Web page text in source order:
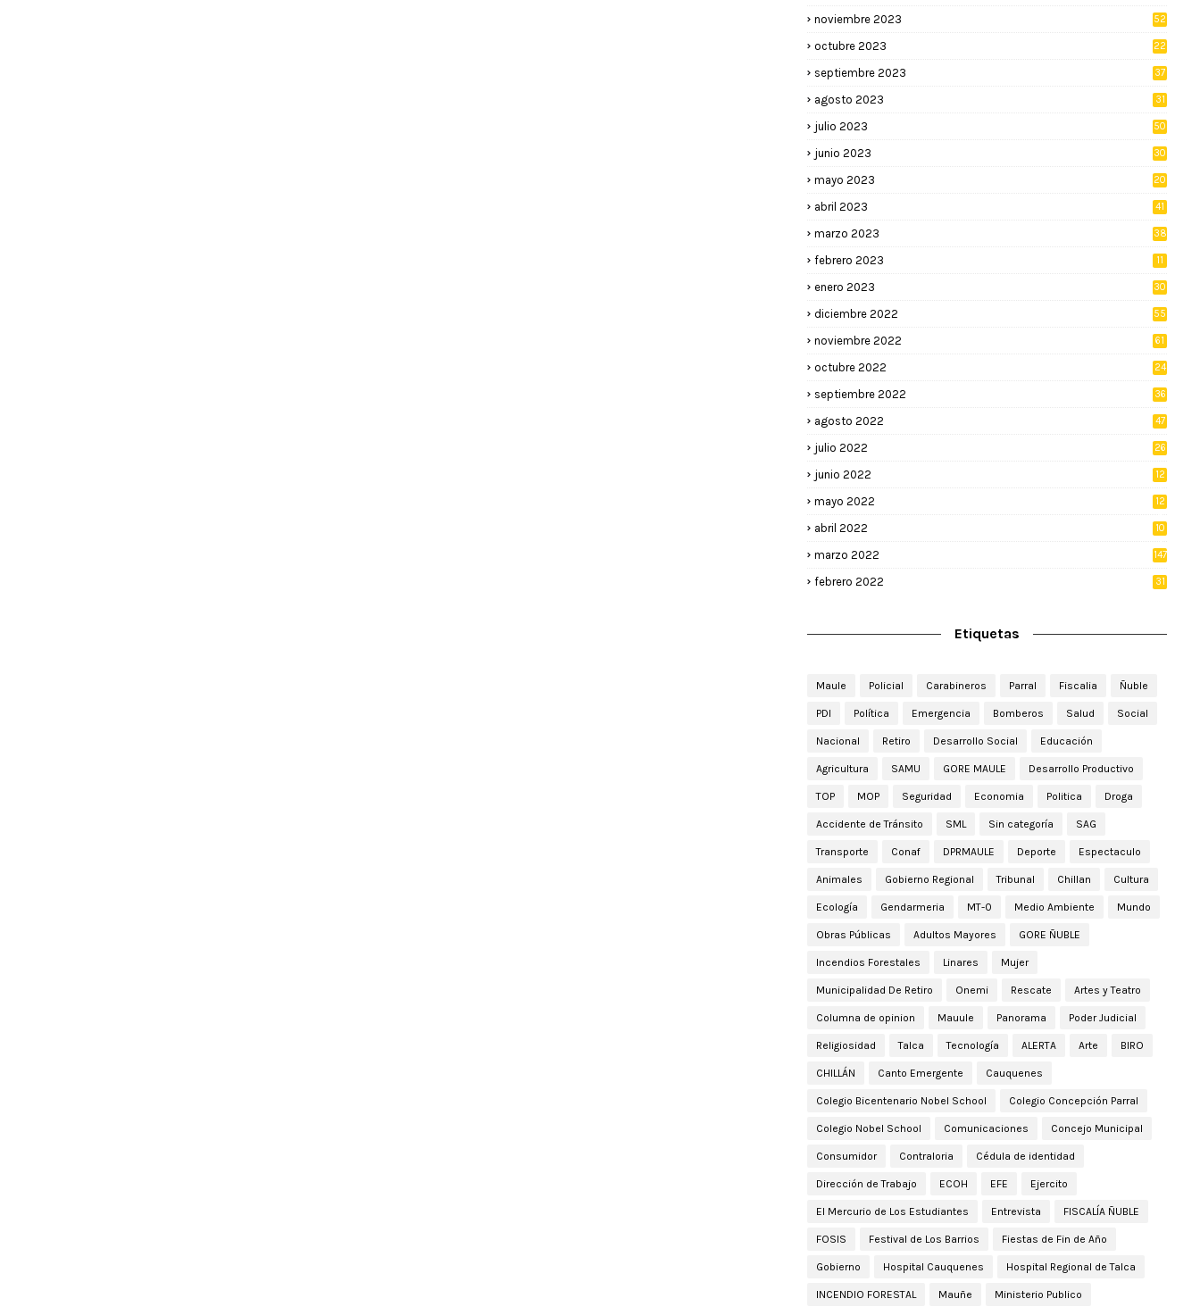
noviembre 2023 52
octubre 2023 22
septiembre 2023 37
agosto 2023 31
julio 2023 50
junio 2023 30
mayo 2023 20
abril 2023 41
marzo 2023 38
febrero 2023 11
enero 2023 30
diciembre 2022 55
noviembre 2022 61
octubre 2022 24
septiembre 2022 36
agosto 2022 47
julio 2022 26
junio 2022
12
mayo 2022
12
abril 2022
10
marzo 2022 147
febrero 2022 31
Etiquetas
Maule Policial Carabineros Parral Fiscalia Ñuble
PDI Política Emergencia Bomberos Salud Social
Nacional Retiro Desarrollo Social Educación
Agricultura SAMU GORE MAULE Desarrollo Productivo
TOP MOP Seguridad Economia Politica Droga
Accidente de Tránsito SML Sin categoría SAG
Transporte Conaf DPRMAULE Deporte Espectaculo
Animales Gobierno Regional Tribunal Chillan Cultura
Ecología Gendarmeria MT-0 Medio Ambiente Mundo
Obras Públicas Adultos Mayores GORE ÑUBLE
Incendios Forestales Linares Mujer
Municipalidad De Retiro Onemi Rescate Artes y Teatro
Columna de opinion Mauule Panorama Poder Judicial
Religiosidad Talca Tecnología ALERTA Arte BIRO
CHILLÁN Canto Emergente Cauquenes
Colegio Bicentenario Nobel School Colegio Concepción Parral
Colegio Nobel School Comunicaciones Concejo Municipal
Consumidor Contraloria Cédula de identidad
Dirección de Trabajo ECOH EFE Ejercito
El Mercurio de Los Estudiantes Entrevista FISCALÍA ÑUBLE
FOSIS Festival de Los Barrios Fiestas de Fin de Año
Gobierno Hospital Cauquenes Hospital Regional de Talca
INCENDIO FORESTAL Mauñe Ministerio Publico